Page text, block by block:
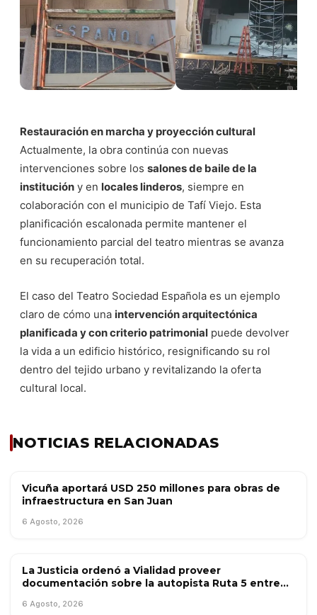
Restauración en marcha y proyección cultural
Actualmente, la obra continúa con nuevas
intervenciones sobre los salones de baile de la
institución y en locales linderos, siempre en
colaboración con el municipio de Tafí Viejo. Esta
planificación escalonada permite mantener el
funcionamiento parcial del teatro mientras se avanza
en su recuperación total.
El caso del Teatro Sociedad Española es un ejemplo
claro de cómo una intervención arquitectónica
planificada y con criterio patrimonial puede devolver
la vida a un edificio histórico, resignificando su rol
dentro del tejido urbano y revitalizando la oferta
cultural local.
NOTICIAS RELACIONADAS
OBRA PÚBLICA
Vicuña aportará USD 250 millones para obras de
infraestructura en San Juan
6 Agosto, 2026
OBRA PÚBLICA
La Justicia ordenó a Vialidad proveer
documentación sobre la autopista Ruta 5 entre
6 Agosto, 2026